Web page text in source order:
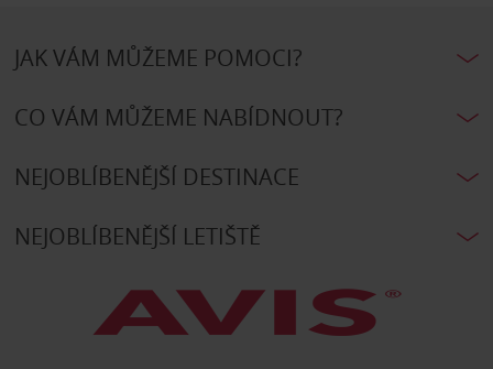
JAK VÁM MŮŽEME POMOCI?
CO VÁM MŮŽEME NABÍDNOUT?
NEJOBLÍBENĚJŠÍ DESTINACE
NEJOBLÍBENĚJŠÍ LETIŠTĚ